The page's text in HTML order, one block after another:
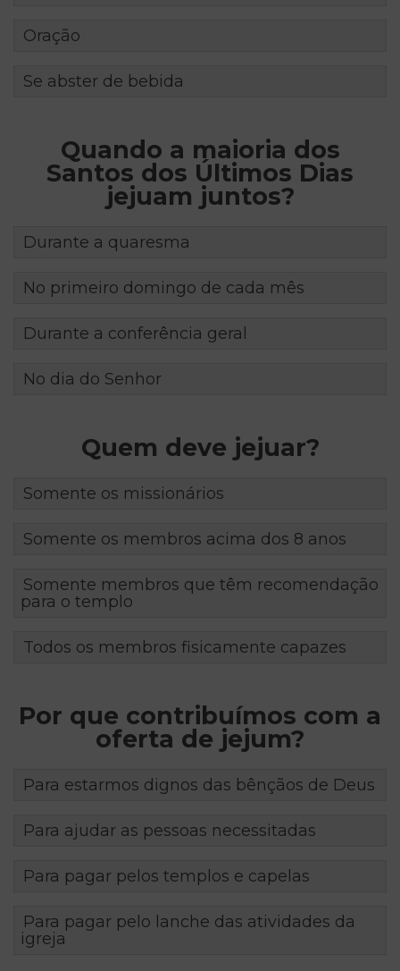
Oração
Se abster de bebida
Quando a maioria dos
Santos dos Últimos Dias
jejuam juntos?
Durante a quaresma
No primeiro domingo de cada mês
Durante a conferência geral
No dia do Senhor
Quem deve jejuar?
Somente os missionários
Somente os membros acima dos 8 anos
Somente membros que têm recomendação
para o templo
Todos os membros fisicamente capazes
Por que contribuímos com a
oferta de jejum?
Para estarmos dignos das bênçãos de Deus
Para ajudar as pessoas necessitadas
Para pagar pelos templos e capelas
Para pagar pelo lanche das atividades da
igreja